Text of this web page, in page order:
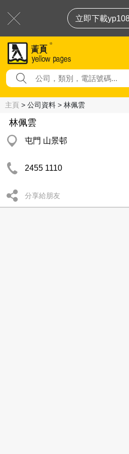
立即下載
主頁 > 公司資料 > 林佩雲
林佩雲
屯門 山景邨
2455 1110
分享給朋友